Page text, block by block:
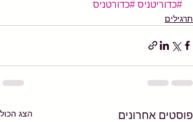
#כדוריטניס #כדורטניס
תרגילים
פוסטים אחרונים הצג הכול